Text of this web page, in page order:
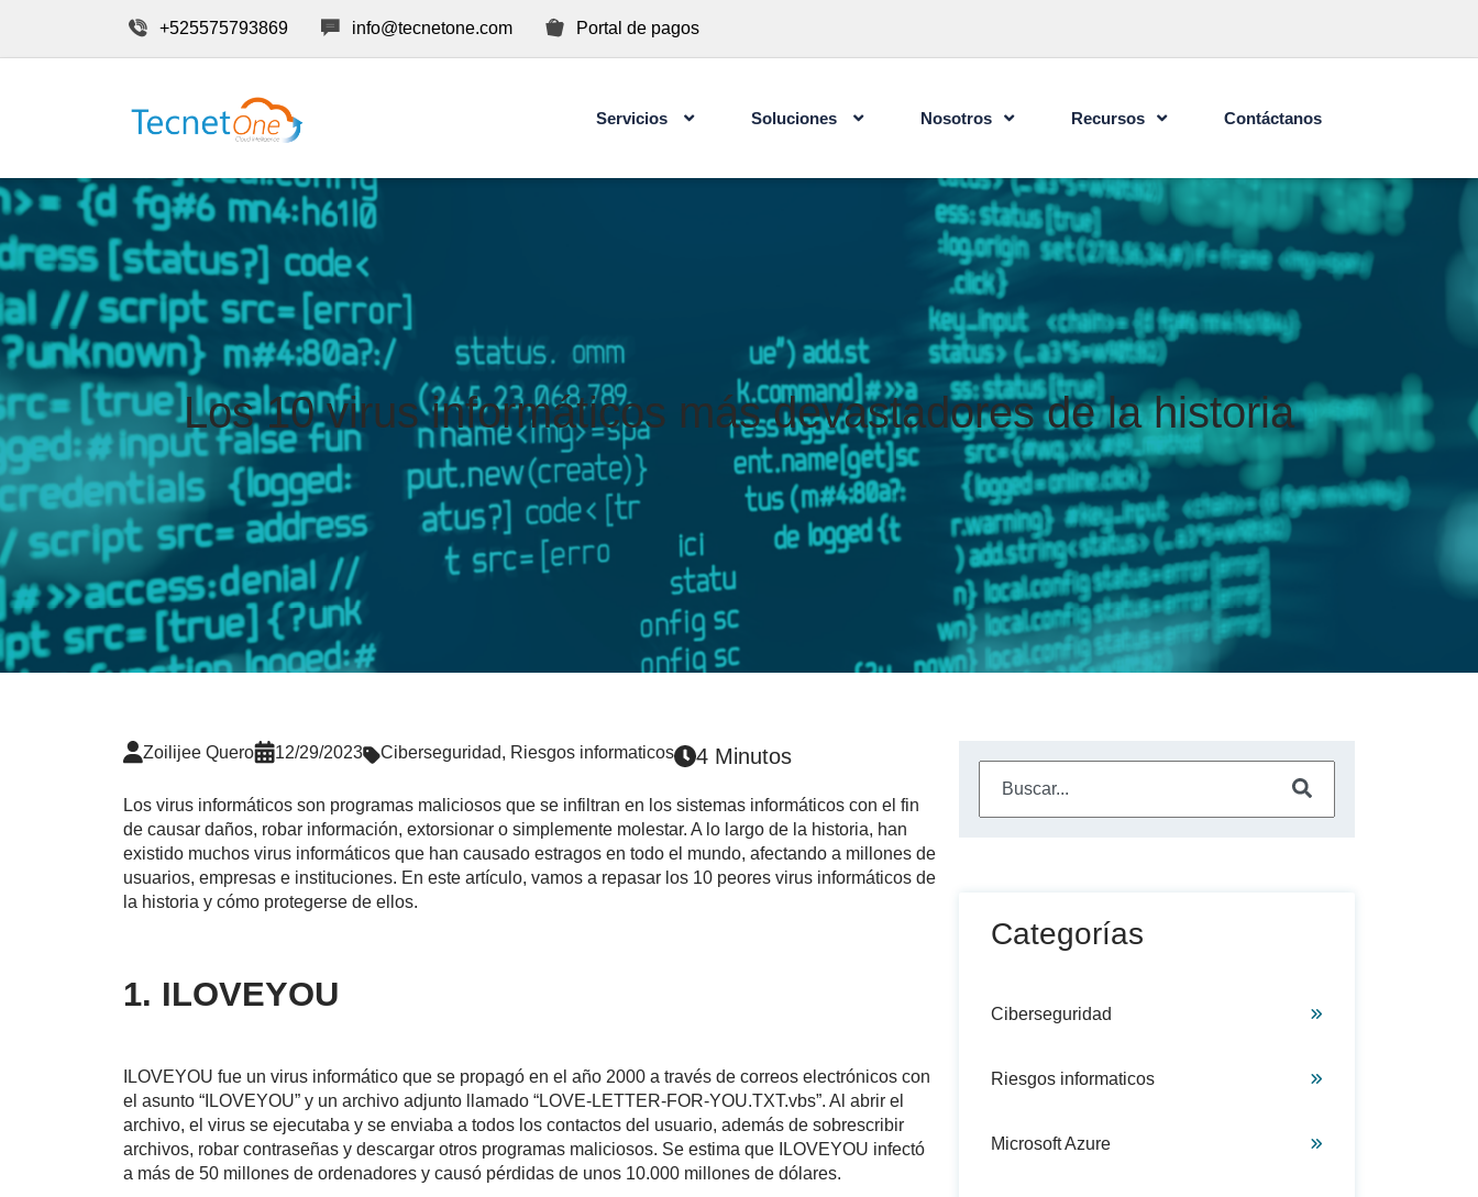
+525575793869 info@tecnetone.com Portal de pagos
Servicios Soluciones Nosotros Recursos Contáctanos
Los 10 virus informáticos más devastadores de la historia
Zoilijee Quero 12/29/2023 Ciberseguridad, Riesgos informaticos 4 Minutos
Los virus informáticos son programas maliciosos que se infiltran en los sistemas informáticos con el fin
de causar daños, robar información, extorsionar o simplemente molestar. A lo largo de la historia, han
existido muchos virus informáticos que han causado estragos en todo el mundo, afectando a millones de
usuarios, empresas e instituciones. En este artículo, vamos a repasar los 10 peores virus informáticos de
la historia y cómo protegerse de ellos.
1. ILOVEYOU
ILOVEYOU fue un virus informático que se propagó en el año 2000 a través de correos electrónicos con
el asunto “ILOVEYOU” y un archivo adjunto llamado “LOVE-LETTER-FOR-YOU.TXT.vbs”. Al abrir el
archivo, el virus se ejecutaba y se enviaba a todos los contactos del usuario, además de sobrescribir
archivos, robar contraseñas y descargar otros programas maliciosos. Se estima que ILOVEYOU infectó
a más de 50 millones de ordenadores y causó pérdidas de unos 10.000 millones de dólares.
Categorías
Ciberseguridad
Riesgos informaticos
Microsoft Azure